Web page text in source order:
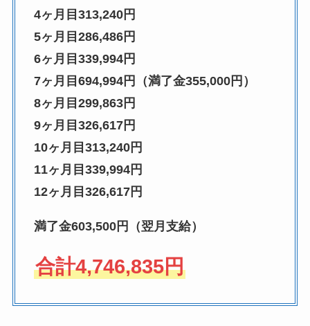
4ヶ月目313,240円
5ヶ月目286,486円
6ヶ月目339,994円
7ヶ月目694,994円（満了金355,000円）
8ヶ月目299,863円
9ヶ月目326,617円
10ヶ月目313,240円
11ヶ月目339,994円
12ヶ月目326,617円
満了金603,500円（翌月支給）
合計4,746,835円